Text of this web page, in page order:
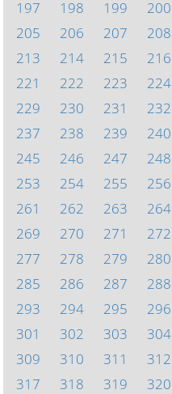
197
198 199 200
205
206 207 208
213
214 215 216
221
222 223 224
229
230 231 232
237
238 239 240
245
246 247 248
253
254 255 256
261
262 263 264
269
270 271 272
277
278 279 280
285
286 287 288
293
294 295 296
301
302 303 304
309
310 311 312
317
318 319 320